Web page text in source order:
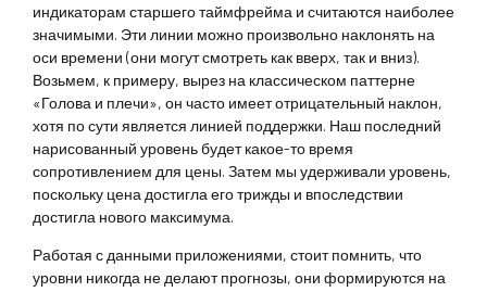
индикаторам старшего таймфрейма и считаются наиболее
значимыми. Эти линии можно произвольно наклонять на
оси времени (они могут смотреть как вверх, так и вниз).
Возьмем, к примеру, вырез на классическом паттерне
«Голова и плечи», он часто имеет отрицательный наклон,
хотя по сути является линией поддержки. Наш последний
нарисованный уровень будет какое-то время
сопротивлением для цены. Затем мы удерживали уровень,
поскольку цена достигла его трижды и впоследствии
достигла нового максимума.
Работая с данными приложениями, стоит помнить, что
уровни никогда не делают прогнозы, они формируются на